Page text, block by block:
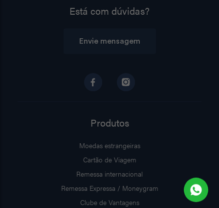
Está com dúvidas?
Envie mensagem
Produtos
Moedas estrangeiras
Cartão de Viagem
Remessa internacional
Remessa Expressa / Moneygram
Clube de Vantagens